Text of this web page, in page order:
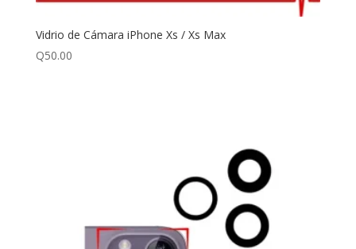
Vidrio de Cámara iPhone Xs / Xs Max
Q50.00